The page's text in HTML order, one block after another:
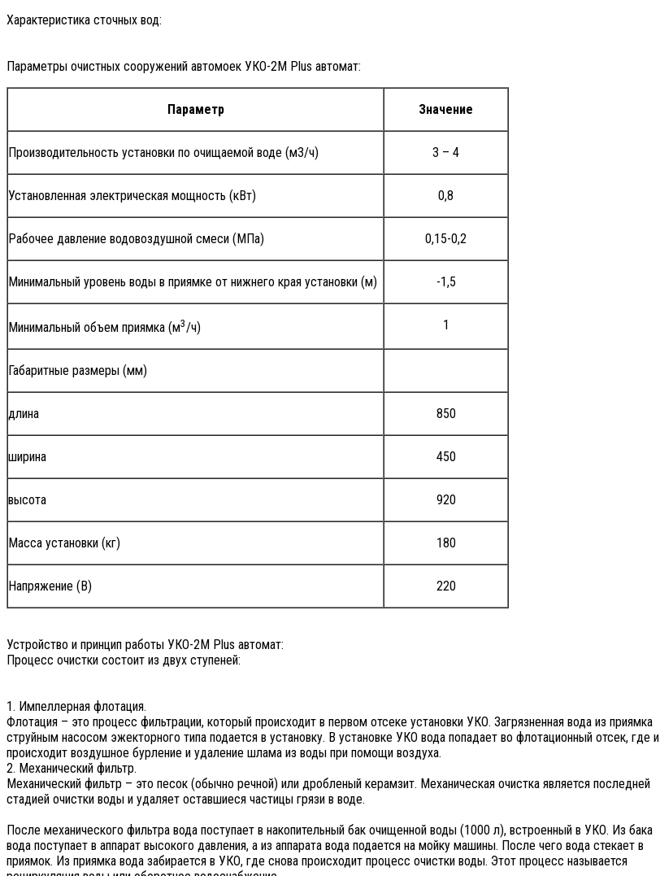
Характеристика сточных вод:
Параметры очистных сооружений автомоек УКО-2M Plus автомат:
Параметр Значение
Производительность установки по очищаемой воде (м3/ч) 3 – 4
Установленная электрическая мощность (кВт) 0,8
Рабочее давление водовоздушной смеси (МПа) 0,15-0,2
Минимальный уровень воды в приямке от нижнего края установки (м) -1,5
Минимальный объем приямка (м3/ч) 1
Габаритные размеры (мм)
длина 850
ширина 450
высота 920
Масса установки (кг) 180
Напряжение (В) 220
Устройство и принцип работы УКО-2M Plus автомат:
Процесс очистки состоит из двух ступеней:
1. Импеллерная флотация.
Флотация – это процесс фильтрации, который происходит в первом отсеке установки УКО. Загрязненная вода из приямка
струйным насосом эжекторного типа подается в установку. В установке УКО вода попадает во флотационный отсек, где и
происходит воздушное бурление и удаление шлама из воды при помощи воздуха.
2. Механический фильтр.
Механический фильтр – это песок (обычно речной) или дробленый керамзит. Механическая очистка является последней
стадией очистки воды и удаляет оставшиеся частицы грязи в воде.
После механического фильтра вода поступает в накопительный бак очищенной воды (1000 л), встроенный в УКО. Из бака
вода поступает в аппарат высокого давления, а из аппарата вода подается на мойку машины. После чего вода стекает в
приямок. Из приямка вода забирается в УКО, где снова происходит процесс очистки воды. Этот процесс называется